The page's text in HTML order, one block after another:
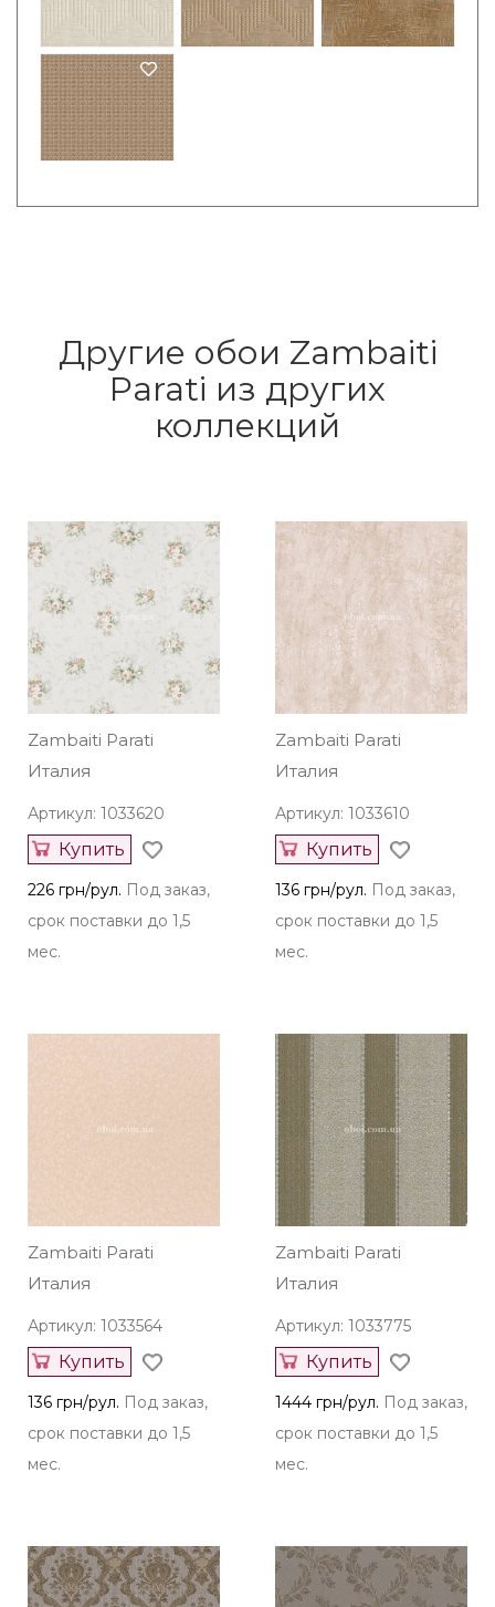
Другие обои Zambaiti
Parati из других
коллекций
Zambaiti Parati
Италия
Артикул: 1033620
Купить
226 грн/рул. Под заказ,
срок поставки до 1,5
мес.
Zambaiti Parati
Италия
Артикул: 1033610
Купить
136 грн/рул. Под заказ,
срок поставки до 1,5
мес.
Zambaiti Parati
Италия
Артикул: 1033564
Купить
136 грн/рул. Под заказ,
срок поставки до 1,5
мес.
Zambaiti Parati
Италия
Артикул: 1033775
Купить
1444 грн/рул. Под заказ,
срок поставки до 1,5
мес.